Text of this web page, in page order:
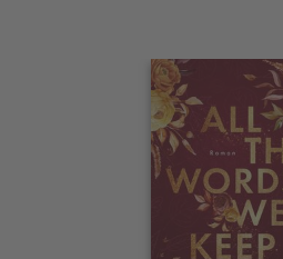
Interaktives